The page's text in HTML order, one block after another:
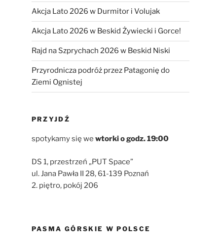
Akcja Lato 2026 w Durmitor i Volujak
Akcja Lato 2026 w Beskid Żywiecki i Gorce!
Rajd na Szprychach 2026 w Beskid Niski
Przyrodnicza podróż przez Patagonię do
Ziemi Ognistej
PRZYJDŹ
spotykamy się we wtorkio godz. 19:00
DS 1, przestrzeń „PUT Space”
ul. Jana Pawła II 28, 61-139 Poznań
2. piętro, pokój 206
PASMA GÓRSKIE W POLSCE